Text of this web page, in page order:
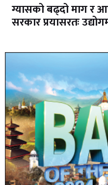
ग्यासको बढ्दो माग र
सरकार प्रयासरतः